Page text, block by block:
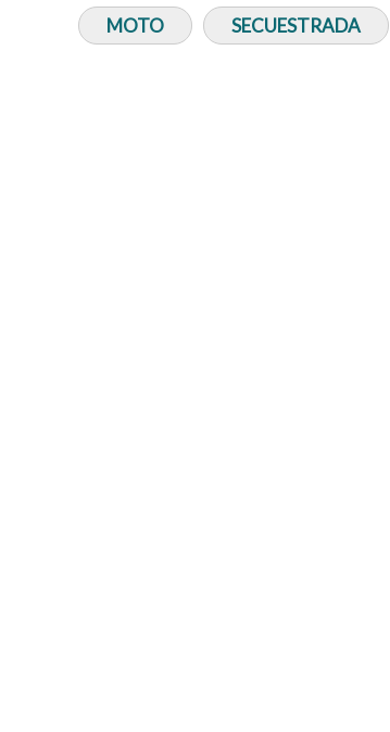
MOTO SECUESTRADA